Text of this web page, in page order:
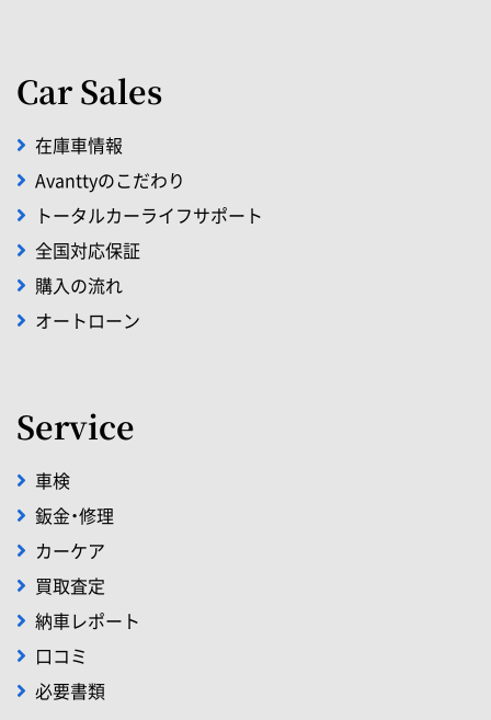
Car Sales
在庫車情報
Avanttyのこだわり
トータルカーライフサポート
全国対応保証
購入の流れ
オートローン
Service
車検
鈑金・修理
カーケア
買取査定
納車レポート
口コミ
必要書類